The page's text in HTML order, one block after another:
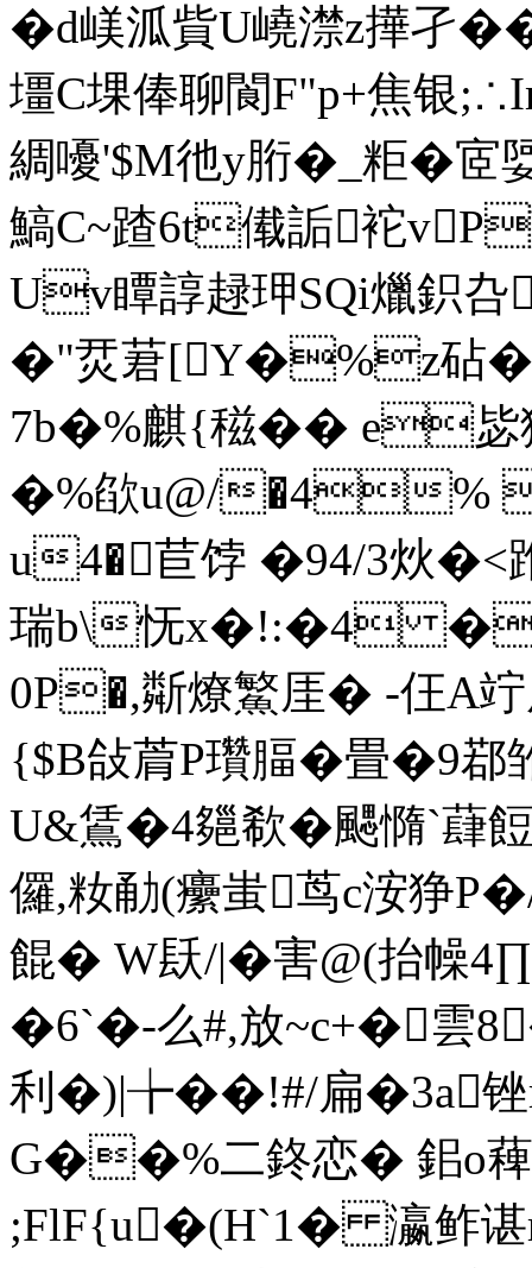
�d嵄泒貲U嶢澿z撶孑
壃C堁 俸聊閬F"p+焦银
綢嚘'$M彵y胻�_粔�
鰝C~蹅6t傤詬袉
Uv瞫諄趢玾SQi爉鉙
�"烎莙[Y�%z砧
7b�%麒{稵�� e毖
�%欿u@/�4%
u4�苣饽 �94/3炏
瑞b\怃x�!:�4 �
0P�,斴燎鰵厓� -仼A竚
{$B敆菺P瓚腷�畳�9鄀
U&鵀�4郺欷�颸憜`蕼
儸,籹勈(癳蚩茑c洝狰
餛� W镺/| �害@(抬幧
�6`�-么#,放~c+�
利�)|╆��!#/扁�3a
G��%二鉖恋 � 鈻o
;FlF{u�(H`1� 瀛鲊谌